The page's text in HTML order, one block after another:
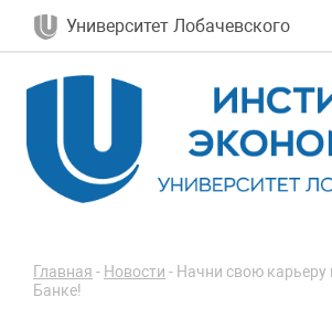
Университет Лобачевского
Главная - Новости - Начни свою
Банке!